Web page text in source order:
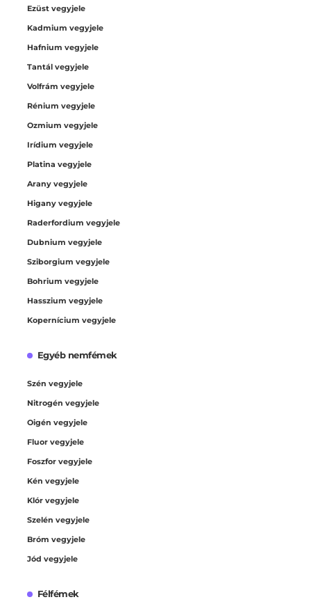
Ezüst vegyjele
Kadmium vegyjele
Hafnium vegyjele
Tantál vegyjele
Volfrám vegyjele
Rénium vegyjele
Ozmium vegyjele
Irídium vegyjele
Platina vegyjele
Arany vegyjele
Higany vegyjele
Raderfordium vegyjele
Dubnium vegyjele
Sziborgium vegyjele
Bohrium vegyjele
Hasszium vegyjele
Kopernícium vegyjele
Egyéb nemfémek
Szén vegyjele
Nitrogén vegyjele
Oigén vegyjele
Fluor vegyjele
Foszfor vegyjele
Kén vegyjele
Klór vegyjele
Szelén vegyjele
Bróm vegyjele
Jód vegyjele
Félfémek